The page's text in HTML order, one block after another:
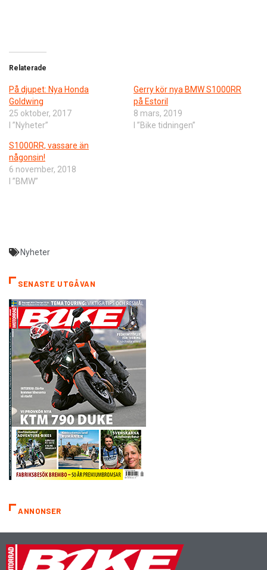
Relaterade
På djupet: Nya Honda
Goldwing
25 oktober, 2017
I ”Nyheter”
Gerry kör nya BMW S1000RR
på Estoril
8 mars, 2019
I ”Bike tidningen”
S1000RR, vassare än
någonsin!
6 november, 2018
I ”BMW”
Nyheter
SENASTE UTGÅVAN
ANNONSER